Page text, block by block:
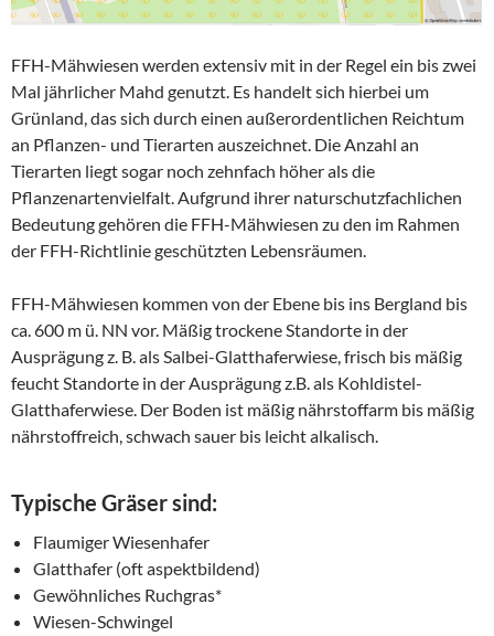
FFH-Mähwiesen werden extensiv mit in der Regel ein bis zwei
Mal jährlicher Mahd genutzt. Es handelt sich hierbei um
Grünland, das sich durch einen außerordentlichen Reichtum
an Pflanzen- und Tierarten auszeichnet. Die Anzahl an
Tierarten liegt sogar noch zehnfach höher als die
Pflanzenartenvielfalt. Aufgrund ihrer naturschutzfachlichen
Bedeutung gehören die FFH-Mähwiesen zu den im Rahmen
der FFH-Richtlinie geschützten Lebensräumen.
FFH-Mähwiesen kommen von der Ebene bis ins Bergland bis
ca. 600 m ü. NN vor. Mäßig trockene Standorte in der
Ausprägung z. B. als Salbei-Glatthaferwiese, frisch bis mäßig
feucht Standorte in der Ausprägung z.B. als Kohldistel-
Glatthaferwiese. Der Boden ist mäßig nährstoffarm bis mäßig
nährstoffreich, schwach sauer bis leicht alkalisch.
Typische Gräser sind:
Flaumiger Wiesenhafer
Glatthafer (oft aspektbildend)
Gewöhnliches Ruchgras*
Wiesen-Schwingel